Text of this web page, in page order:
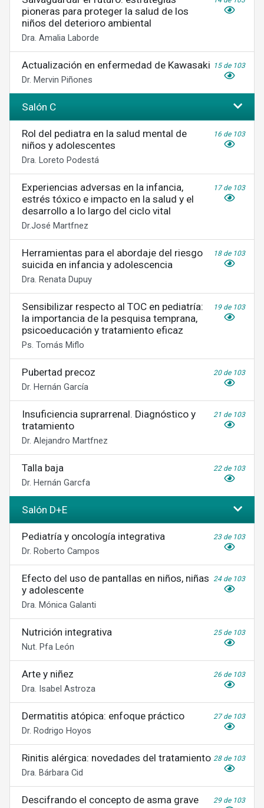
pioneras para proteger la salud de los
niños del deterioro ambiental
Dra. Amalia Laborde
Actualización en enfermedad de Kawasaki 15 de 103
Dr. Mervin Piñones
Salón C
Rol del pediatra en la salud mental de
niños y adolescentes
16 de 103
Dra. Loreto Podestá
Experiencias adversas en la infancia,
estrés tóxico e impacto en la salud y el
desarrollo a lo largo del ciclo vital
17 de 103
Dr.José Martfnez
Herramientas para el abordaje del riesgo
suicida en infancia y adolescencia
18 de 103
Dra. Renata Dupuy
Sensibilizar respecto al TOC en pediatría:
la importancia de la pesquisa temprana,
psicoeducación y tratamiento eficaz
19 de 103
Ps. Tomás Miflo
Pubertad precoz 20 de 103
Dr. Hernán García
Insuficiencia suprarrenal. Diagnóstico y
tratamiento
21 de 103
Dr. Alejandro Martfnez
Talla baja 22 de 103
Dr. Hernán Garcfa
Salón D+E
Pediatría y oncología integrativa 23 de 103
Dr. Roberto Campos
Efecto del uso de pantallas en niños, niñas
y adolescente
24 de 103
Dra. Mónica Galanti
Nutrición integrativa 25 de 103
Nut. Pfa León
Arte y niñez 26 de 103
Dra. Isabel Astroza
Dermatitis atópica: enfoque práctico 27 de 103
Dr. Rodrigo Hoyos
Rinitis alérgica: novedades del tratamiento 28 de 103
Dra. Bárbara Cid
Descifrando el concepto de asma grave 29 de 103